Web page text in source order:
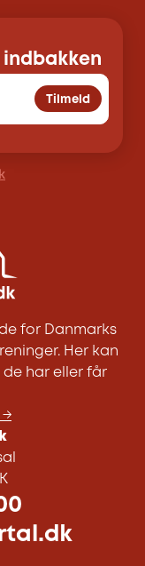
indbakken
Tilmeld
for Danmarks
Her kan
har eller får
→